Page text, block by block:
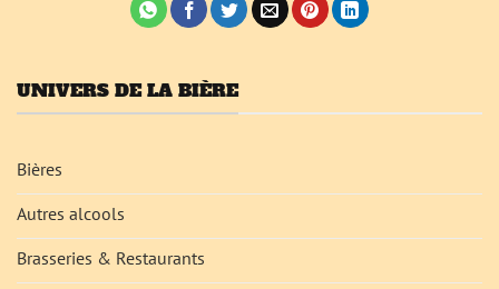
UNIVERS DE LA BIÈRE
Bières
Autres alcools
Brasseries & Restaurants